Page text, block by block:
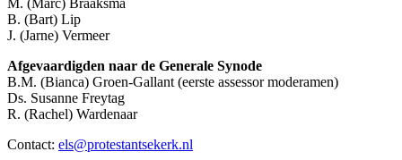
M. (Marc) Braaksma
B. (Bart) Lip
J. (Jarne) Vermeer
Afgevaardigden naar de Generale Synode
B.M. (Bianca) Groen-Gallant (eerste assessor moderamen)
Ds. Susanne Freytag
R. (Rachel) Wardenaar
Contact: els@protestantsekerk.nl